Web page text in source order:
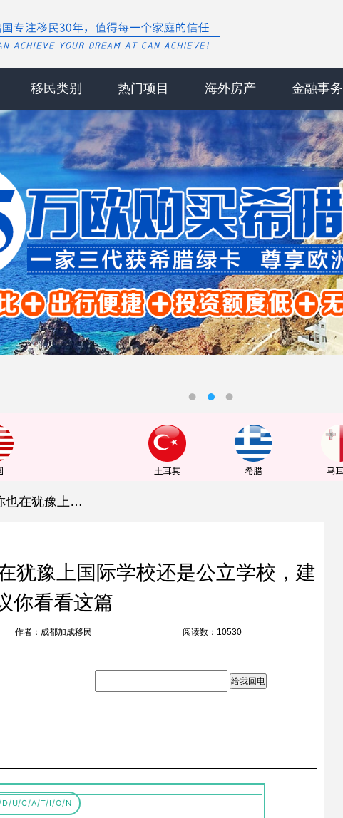
移民类别 热门项目 海外房产 金融事务
成都加成移民:如果你也在犹豫上国际学校还是公立学校，建议你看看这篇
犹豫上国际学校还是公立学校，建
你看看这篇
作者：成都加成移民 阅读数：10530
给我回电
D/U/C/A/T/I/O/N